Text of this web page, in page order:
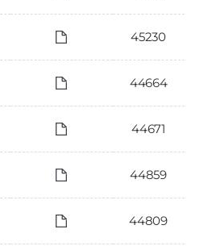
45230
44664
44671
44859
44809